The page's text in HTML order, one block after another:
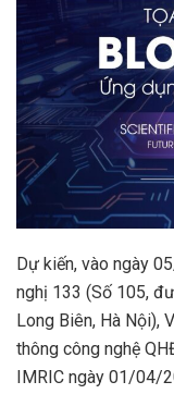
Dự kiến, vào ngày
nghị 133 (Số 105,
Long Biên, Hà Nội),
thông công nghệ
IMRIC ngày 01/04/